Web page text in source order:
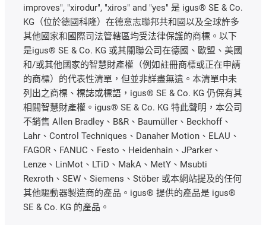
improves", "xirodur", "xiros" and "yes" 是 igus® SE & Co.
KG（位於德國科隆）在德意志聯邦共和國以及全球許多
其他國家和國際司法管轄區均受法律保護的商標。以下
是igus® SE & Co. KG 或其關聯公司在德國、歐盟、美國
和/或其他國家的智慧財產權（例如註冊商標或正在申請
的商標）的代表性清單，但並非詳盡無遺。本清單中未
列出之商標、標誌或標語，igus® SE & Co. KG 仍保有其
相關智慧財產權。igus® SE & Co. KG 特此聲明，本公司
不銷售 Allen Bradley、B&R、Baumüller、Beckhoff、
Lahr、Control Techniques、Danaher Motion、ELAU、
FAGOR、FANUC、Festo、Heidenhain、JParker、
Lenze、LinMot、LTiD、MakA、MetY、Msubti
Rexroth、SEW、Siemens、Stöber 或本網站提及的任何
其他驅動器製造商的產品。igus® 提供的產品是 igus®
SE & Co. KG 的產品。